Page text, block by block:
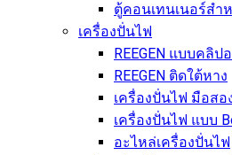
ตู้คอนเทนเนอร์สำ
เครื่องปั่นไฟ
REEGEN แบบคลิป
REEGEN ติดใต้หาง
เครื่องปั่นไฟ มือสอ
เครื่องปั่นไฟ แบบ
อะไหล่เครื่องปั่นไฟ